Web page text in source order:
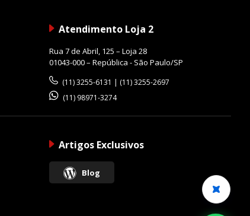
Atendimento Loja 2
Rua 7 de Abril, 125 – Loja 28
01043-000 – República - São Paulo/SP
(11) 3255-6131 | (11) 3255-2697
(11) 98971-3274
Artigos Exclusivos
Blog